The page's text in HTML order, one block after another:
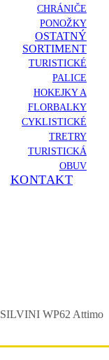
CHRÁNIČE
PONOŽKY
OSTATNÝ
SORTIMENT
TURISTICKÉ
PALICE
HOKEJKY A
FLORBALKY
CYKLISTICKÉ
TRETRY
TURISTICKÁ
OBUV
KONTAKT
SILVINI WP62 Attimo